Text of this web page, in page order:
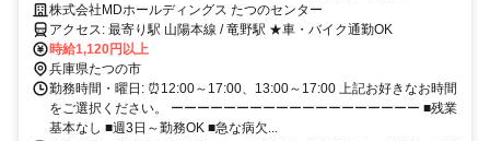
株式会社MDホールディングス たつのセンター
アクセス: 最寄り駅 山陽本線 / 竜野駅 ★車・バイク通勤OK
時給1,120円以上
兵庫県たつの市
勤務時間・曜日: ⏰️12:00～17:00、13:00～17:00 上記お好きなお時間
をご選択ください。 ーーーーーーーーーーーーーーーーーーー ■残業
基本なし ■週3日～勤務OK ■急な病欠...